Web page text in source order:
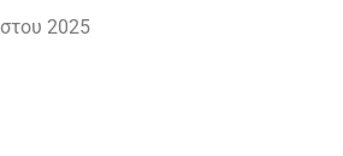
2025